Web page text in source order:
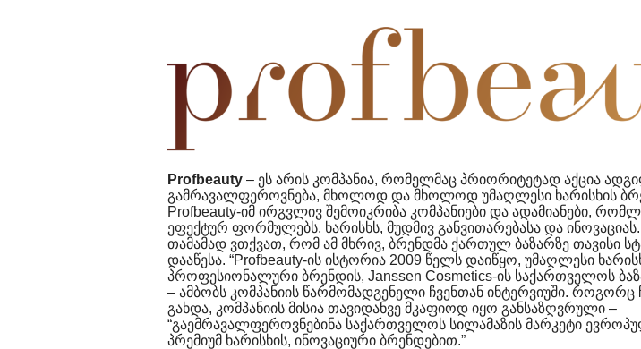
Profbeauty – ეს არის კომპანია, რომელმაც პრიორიტეტად აქცია
გამრავალფეროვნება, მხოლოდ და მხოლოდ უმაღლესი ხარისხის
Profbeauty-იმ ირგვლივ შემოიკრიბა კომპანიები და ადამიანები,
ეფექტურ ფორმულებს, ხარისხს, მუდმივ განვითარებასა და
თამამად ვთქვათ, რომ ამ მხრივ, ბრენდმა ქართულ ბაზარზე თავისი
დააწესა. “Profbeauty-ის ისტორია 2009 წელს დაიწყო, უმაღლესი
პროფესიონალური ბრენდის, Janssen Cosmetics-ის საქართველოს
– ამბობს კომპანიის წარმომადგენელი ჩვენთან ინტერვიუში. როგორც
გახდა, კომპანიის მისია თავიდანვე მკაფიოდ იყო განსაზღვრული –
“გაემრავალფეროვნებინა საქართველოს სილამაზის მარკეტი
პრემიუმ ხარისხის, ინოვაციური ბრენდებით.”